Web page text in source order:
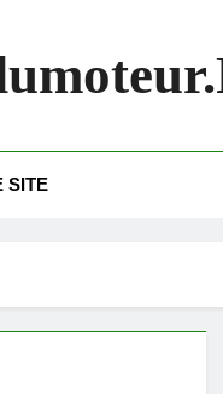
SITE